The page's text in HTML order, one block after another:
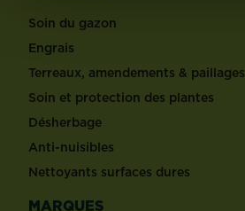
Soin du gazon
Engrais
Terreaux, amendements & paillages
Soin et protection des plantes
Désherbage
Anti-nuisibles
Nettoyants surfaces dures
MARQUES